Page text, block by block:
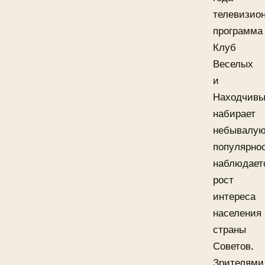
программа
Клуб
Веселых
и
набирает
рост
интереса
населения
страны
Советов.
Зрителями